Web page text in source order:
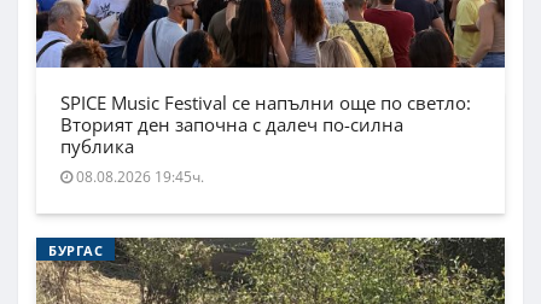
SPICE Music Festival се напълни още по светло:
Вторият ден започна с далеч по-силна
публика
08.08.2026 19:45ч.
БУРГАС